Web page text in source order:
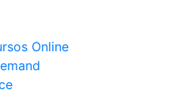
Online